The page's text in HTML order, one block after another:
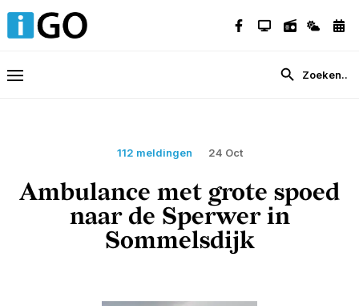
112 meldingen 24 Oct
Ambulance met grote spoed
naar de Sperwer in
Sommelsdijk